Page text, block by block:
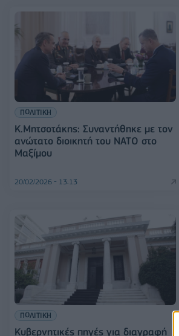
ΠΟΛΙΤΙΚΗ
Κ.Μητσοτάκης: Συναντήθηκε με τον
ανώτατο διοικητή του ΝΑΤΟ στο
Μαξίμου
20/02/2026 - 13:13
ΠΟΛΙΤΙΚΗ
Κυβερνητικές πηγές για διαγραφή